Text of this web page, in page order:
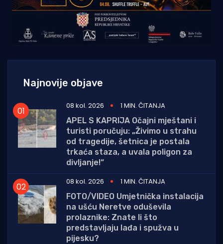
Najnovije objave
08 kol. 2026
1 MIN. ČITANJA
APEL S KAPRIJA Očajni mještani i
turisti poručuju: „Živimo u strahu
od tragedije, šetnica je postala
trkaća staza, a uvala poligon za
divljanje!“
08 kol. 2026
1 MIN. ČITANJA
FOTO/VIDEO Umjetnička instalacija
na ušću Neretve oduševila
prolaznike: Znate li što
predstavljaju lađa i spužva u
pijesku?